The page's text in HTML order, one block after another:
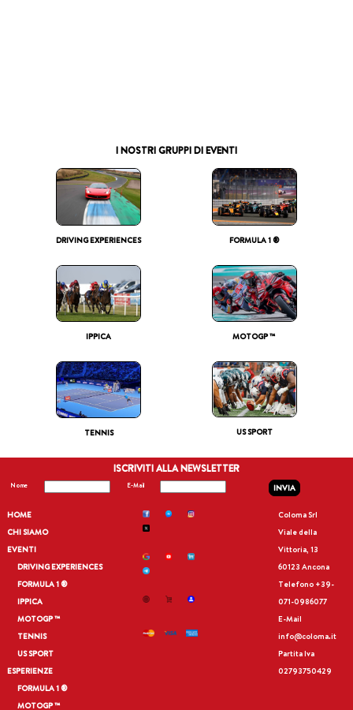
I NOSTRI GRUPPI DI EVENTI
DRIVING EXPERIENCES FORMULA 1 ®
IPPICA MOTOGP ™
TENNIS US SPORT
ISCRIVITI ALLA NEWSLETTER
Nome E-Mail INVIA
HOME
CHI SIAMO
EVENTI
DRIVING EXPERIENCES
FORMULA 1 ®
IPPICA
MOTOGP ™
TENNIS
US SPORT
ESPERIENZE
FORMULA 1 ®
MOTOGP ™
Coloma Srl
Viale della
Vittoria, 13
60123 Ancona
Telefono +39-
071-0986077
E-Mail
info@coloma.it
Partita Iva
02793750429